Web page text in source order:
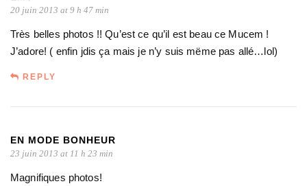
20 juin 2013 at 9 h 47 min
Très belles photos !! Qu’est ce qu’il est beau ce Mucem !
J’adore! ( enfin jdis ça mais je n’y suis mëme pas allé…lol)
REPLY
EN MODE BONHEUR
23 juin 2013 at 11 h 23 min
Magnifiques photos!